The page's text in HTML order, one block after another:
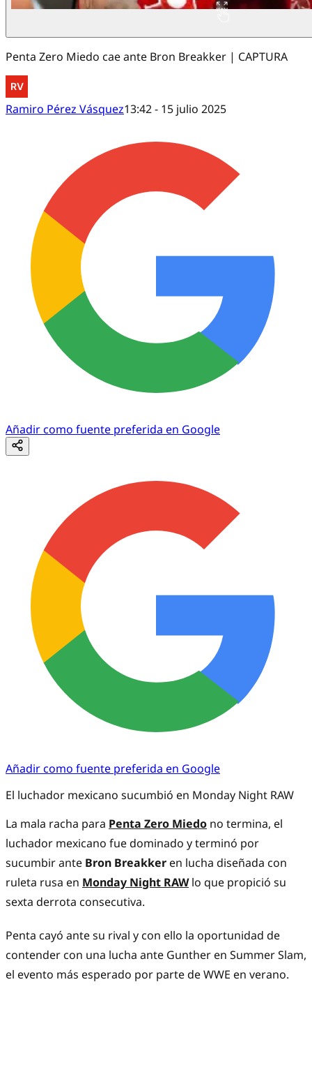
Penta Zero Miedo cae ante Bron Breakker | CAPTURA
Ramiro Pérez Vásquez13:42 - 15 julio 2025
Añadir como fuente preferida en Google
Añadir como fuente preferida en Google
El luchador mexicano sucumbió en Monday Night RAW
La mala racha para Penta Zero Miedo no termina, el
luchador mexicano fue dominado y terminó por
sucumbir ante Bron Breakker en lucha diseñada con
ruleta rusa en Monday Night RAWlo que propició su
sexta derrota consecutiva.
Penta cayó ante su rival y con ello la oportunidad de
contender con una lucha ante Gunther en Summer Slam,
el evento más esperado por parte de WWE en verano.